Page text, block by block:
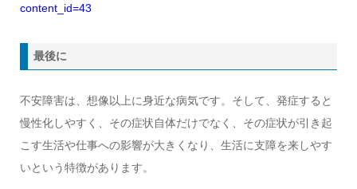
content_id=43
最後に
不安障害は、想像以上に身近な病気です。そして、発症すると
慢性化しやすく、その症状自体だけでなく、その症状が引き起
こす生活や仕事への影響が大きくなり、生活に支障を来しやす
いという特徴があります。